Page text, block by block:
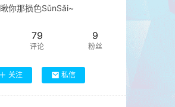
瞅你那损色SǔnSǎi~
79
评论
9
粉丝
关注 私信